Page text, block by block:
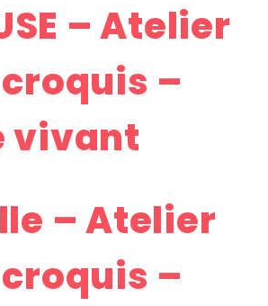
– Atelier
–
vivant
– Atelier
–